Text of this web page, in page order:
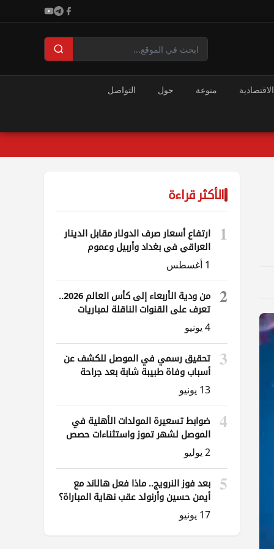
منوعة حول التواصل
الأكثر قراءة
1
ارتفاع أسعار صرف الدولار مقابل الدينار
العراقي في بغداد وأربيل وعموم
المحافظات
1 أغسطس
2
من ودية الأربعاء إلى كأس العالم 2026..
تعرف على القنوات الناقلة لمباريات
العراق
4 يونيو
3
تحقيق رسمي في الموصل للكشف عن
أسباب وفاة طبيبة شابة بعد جراحة
ناظورية
13 يونيو
4
ضوابط تسعيرة المولدات الأهلية في
الموصل لشهر تموز واستثناءات حصص
الوقود
2 يوليو
5
بعد فوز النرويج.. ماذا فعل هالاند مع
أيمن حسين وأرنولد عقب نهاية المباراة؟
17 يونيو